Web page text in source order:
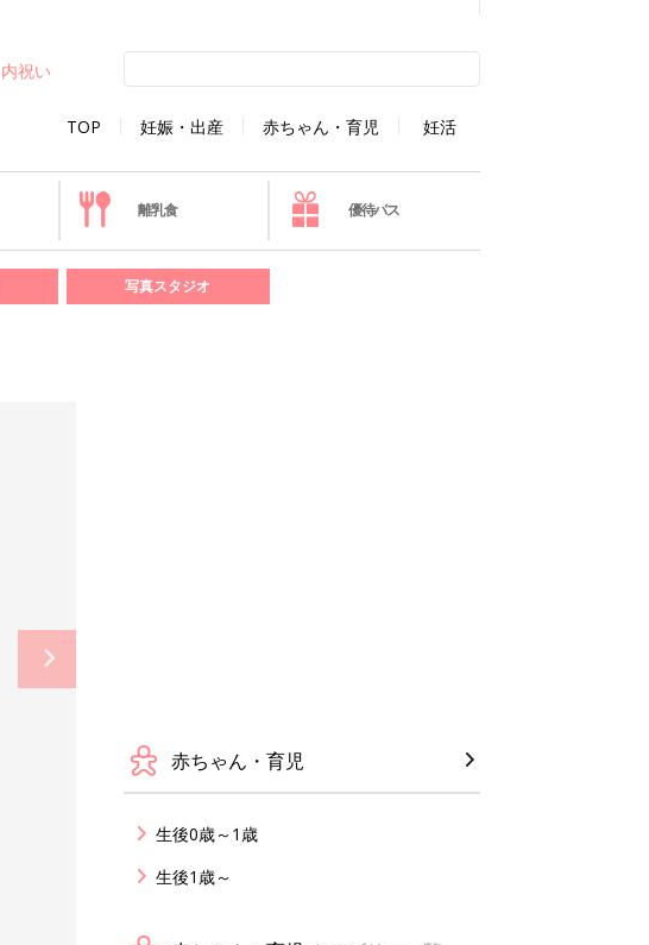
TOP 妊娠・出産 赤ちゃん・育児 妊活
内祝い
離乳食 優待パス
写真スタジオ
赤ちゃん・育児
生後0歳～1歳
生後1歳～